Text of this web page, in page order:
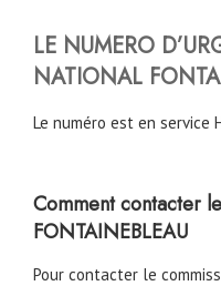
LE NUMERO
NATIONAL
Le numéro est en service
Comment contacter
FONTAINEBLEAU
Pour contacter le